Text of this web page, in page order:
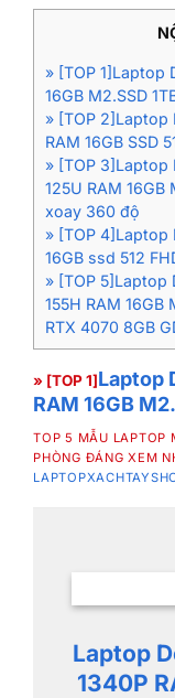
» [TOP 1]Laptop
16GB M2.SSD
» [TOP 2]Laptop
RAM 16GB SSD
» [TOP 3]Laptop
125U RAM 16GB
xoay 360 độ
» [TOP 4]Laptop
16GB ssd 512
» [TOP 5]Laptop
155H RAM 16GB
RTX 4070 8GB
» [TOP 1]Laptop
RAM 16GB
TOP 5 MẪU LAPTOP
PHÒNG ĐÁNG XEM
Laptop
1340P